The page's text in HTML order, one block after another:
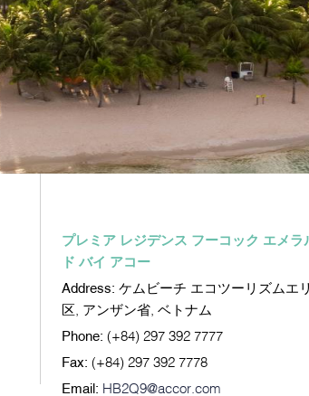
プレミア レジデンス フーコック エメ
ド バイ アコー
Address: ケムビーチ エコツーリズムエ
区, アンザン省, ベトナム
Phone: (+84) 297 392 7777
Fax: (+84) 297 392 7778
Email: HB2Q9@accor.com